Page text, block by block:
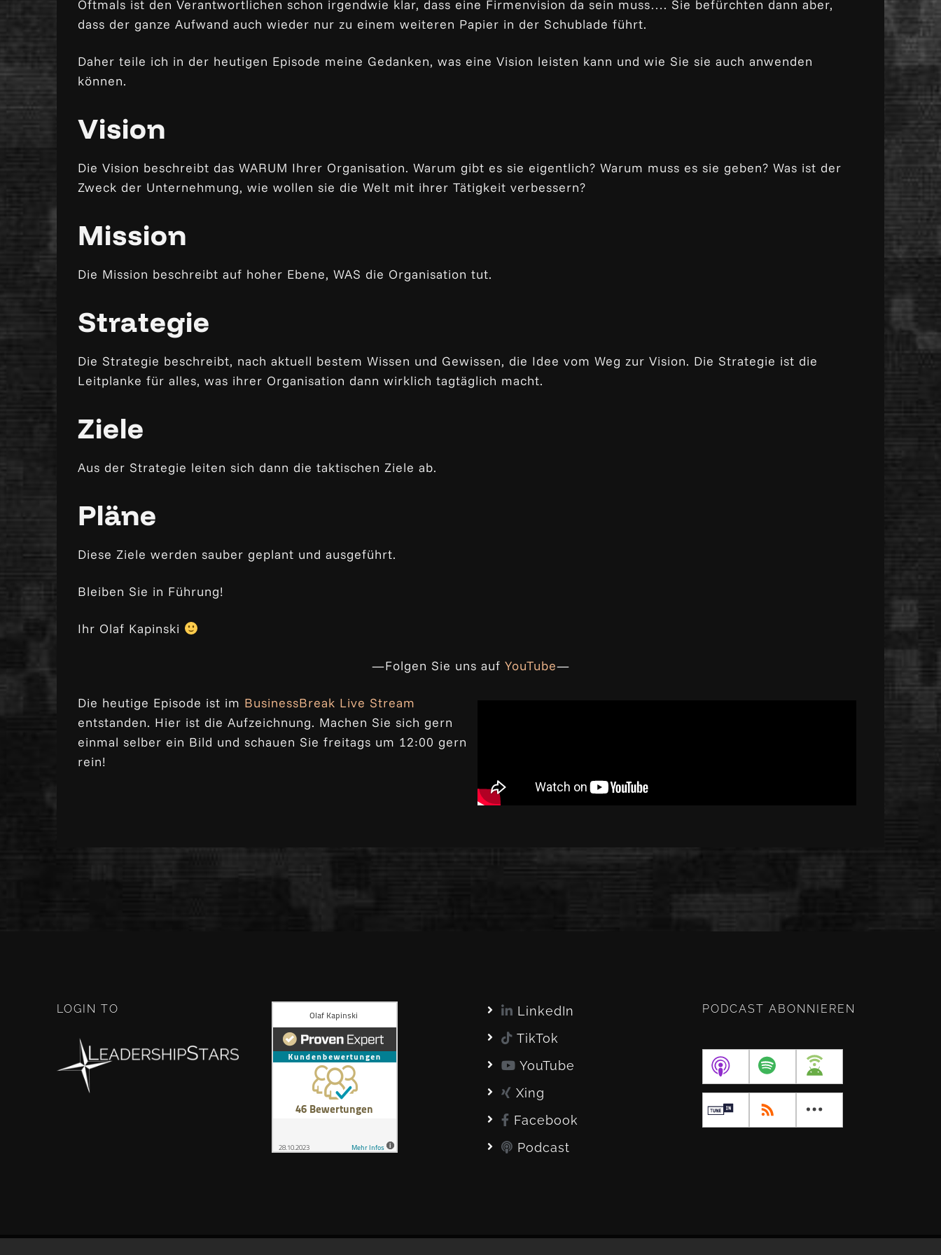
Oftmals ist den Verantwortlichen schon irgendwie klar, dass eine Firmenvision da sein muss…. Sie befürchten dann aber,
dass der ganze Aufwand auch wieder nur zu einem weiteren Papier in der Schublade führt.
Daher teile ich in der heutigen Episode meine Gedanken, was eine Vision leisten kann und wie Sie sie auch anwenden
können.
Vision
Die Vision beschreibt das WARUM Ihrer Organisation. Warum gibt es sie eigentlich? Warum muss es sie geben? Was ist der
Zweck der Unternehmung, wie wollen sie die Welt mit ihrer Tätigkeit verbessern?
Mission
Die Mission beschreibt auf hoher Ebene, WAS die Organisation tut.
Strategie
Die Strategie beschreibt, nach aktuell bestem Wissen und Gewissen, die Idee vom Weg zur Vision. Die Strategie ist die
Leitplanke für alles, was ihrer Organisation dann wirklich tagtäglich macht.
Ziele
Aus der Strategie leiten sich dann die taktischen Ziele ab.
Pläne
Diese Ziele werden sauber geplant und ausgeführt.
Bleiben Sie in Führung!
Ihr Olaf Kapinski
—Folgen Sie uns auf YouTube—
Die heutige Episode ist im BusinessBreak Live Stream
entstanden. Hier ist die Aufzeichnung. Machen Sie sich gern
einmal selber ein Bild und schauen Sie freitags um 12:00 gern
rein!
LOGIN TO
LinkedIn
TikTok
YouTube
Xing
Facebook
Podcast
PODCAST ABONNIEREN